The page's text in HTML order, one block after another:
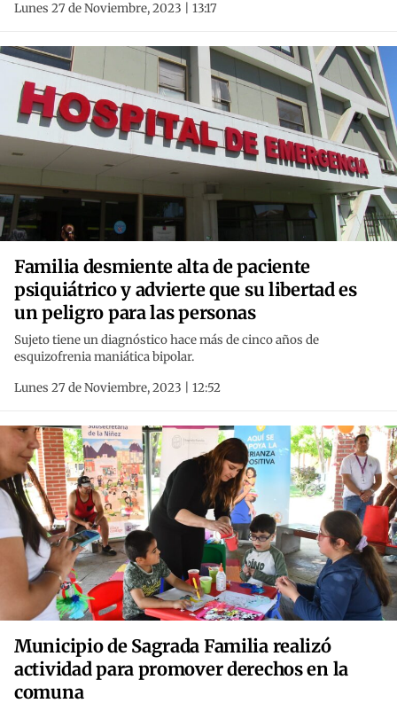
Lunes 27 de Noviembre, 2023 | 13:17
Familia desmiente alta de paciente
psiquiátrico y advierte que su libertad es
un peligro para las personas
Sujeto tiene un diagnóstico hace más de cinco años de
esquizofrenia maniática bipolar.
Lunes 27 de Noviembre, 2023 | 12:52
Municipio de Sagrada Familia realizó
actividad para promover derechos en la
comuna